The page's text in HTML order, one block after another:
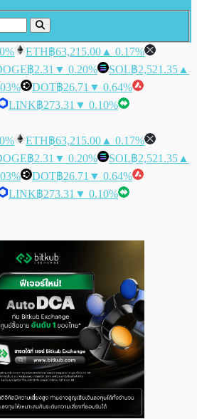
ETH฿63,215.00 ▲ 0.17%
฿2.31 ▼ 0.20% SOL฿2,521.35 ▲
DOT฿26.71 ▼ 0.64%
LINK฿273.31 ▼ 0.10%
ETH฿63,215.00 ▲ 0.17%
฿2.31 ▼ 0.20% SOL฿2,521.35 ▲
DOT฿26.71 ▼ 0.64%
LINK฿273.31 ▼ 0.10%